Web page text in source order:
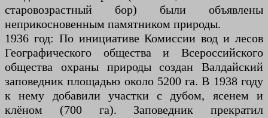
старовозрастный бор) были объявлены
неприкосновенным памятником природы.
1936 год: По инициативе Комиссии вод и лесов
Географического общества и Всероссийского
общества охраны природы создан Валдайский
заповедник площадью около 5200 га. В 1938 году
к нему добавили участки с дубом, ясенем и
клёном (700 га). Заповедник прекратил